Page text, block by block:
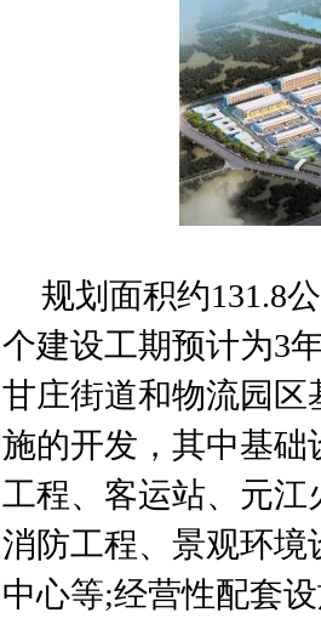
规划面积约131.8
个建设工期预计为3
甘庄街道和物流园
施的开发，其中基
工程、客运站、元
消防工程、景观环
中心等;经营性配套